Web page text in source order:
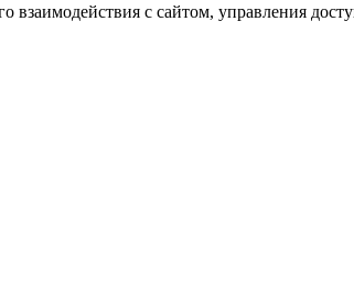
с сайтом, управления